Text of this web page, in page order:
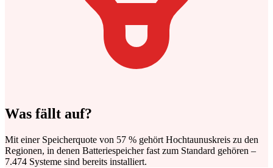
Was fällt auf?
Mit einer Speicherquote von 57 % gehört Hochtaunuskreis zu den
Regionen, in denen Batteriespeicher fast zum Standard gehören –
7.474 Systeme sind bereits installiert.